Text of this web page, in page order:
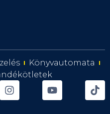
Könyvautomata